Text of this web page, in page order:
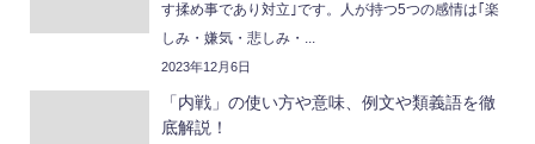
す揉め事であり対立｣です。人が持つ5つの感情は｢楽
しみ・嫌気・悲しみ・...
2023年12月6日
「内戦」の使い方や意味、例文や類義語を徹
底解説！